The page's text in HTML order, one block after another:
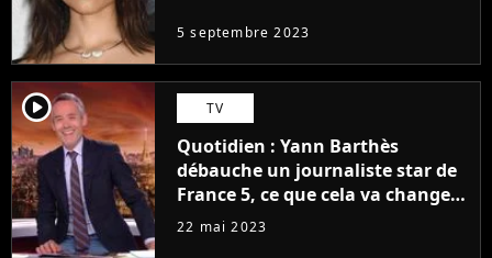
5 septembre 2023
player2 TV
Quotidien : Yann Barthès
débauche un journaliste star de
France 5, ce que cela va changer
à la rentrée
22 mai 2023